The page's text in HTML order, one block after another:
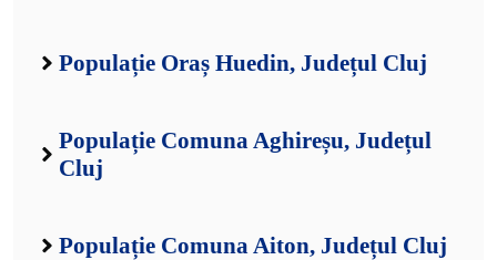
Populație Oraș Huedin, Județul Cluj
Populație Comuna Aghireșu, Județul
Cluj
Populație Comuna Aiton, Județul Cluj